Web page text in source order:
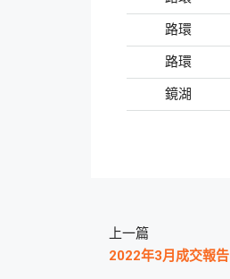
路環
路環
鏡湖
上一篇
2022年3月成交報告